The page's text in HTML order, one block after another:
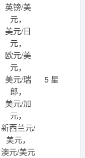
英镑/美
元，
美元/日
元，
欧元/美
元，
美元/瑞
郎，
美元/加
元，
新西兰元/
美元，
澳元/美元
5 星